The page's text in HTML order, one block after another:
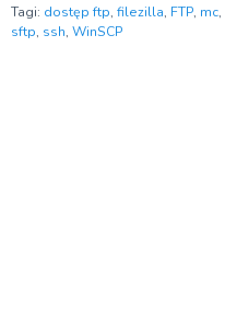
Tagi: dostęp ftp, filezilla, FTP, mc,
sftp, ssh, WinSCP